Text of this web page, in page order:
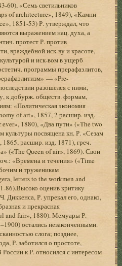
60), «Семь светильников
of architecture», 1849), «Камни
1851-53) Р. утверждал, что
выражением нац. духа, а
протест Р. против
враждебной иск-ву и красоте,
и иск-вом в ущерб
программы прерафаэлитов,
— «Pre-
разошелся с ними,
к добурж. обществ. формам,
«Политическая экономия
of art», 1857, 2 расшир. изд.
1880), «Два пути» («The two
посвящена кн. Р. «Сезам
расшир. изд. 1871), греч.
(«The Queen of air», 1869). Свои
«Времена и течения» («Time
и труженикам
letters to the workmen and
86).Высоко оценив критику
Р. упрекал его, однако,
и прекрасная
and fair», 1880). Мемуары Р.
остались незаконченными.
слога; позднее,
Р. заботился о простоте,
к Р. относился с интересом